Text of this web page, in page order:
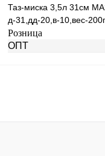
Таз-миска 3,5л 31см
д-31,дд-20,в-10,вес-
Розница
ОПТ
Купить в 1 клик